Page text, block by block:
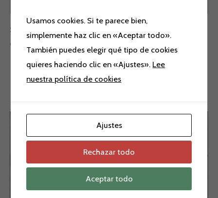
Sandalias Alma en pena.
Colores: oro y plata.
El
era:
El
es:
99,00 €.
El
era:
El
es:
Usamos cookies. Si te parece bien,
simplemente haz clic en «Aceptar todo».
También puedes elegir qué tipo de cookies
quieres haciendo clic en «Ajustes». Lee
nuestra política de cookies
Ajustes
Rechazar todo
Aceptar todo